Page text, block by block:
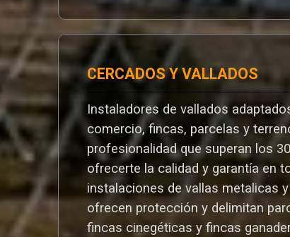
CERCADOS Y VALLADOS
Instaladores de vallados
comercio, fincas, parcelas y
profesionalidad que superan los
ofrecerte la calidad y garantía en
instalaciones de vallas metalicas
ofrecen protección y delimitan
fincas cinegéticas y fincas